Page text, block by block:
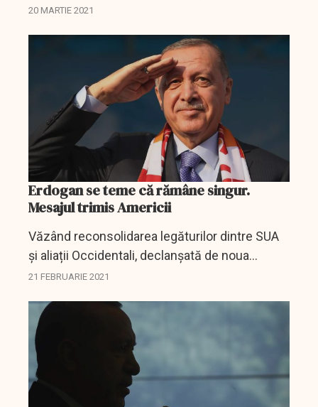
Biden despre Vladimir Putin, despre care a
20 MARTIE 2021
Erdogan se teme că rămâne singur.
Mesajul trimis Americii
Văzând reconsolidarea legăturilor dintre SUA
și aliații Occidentali, declanșată de noua
politică a lui Biden, 'America is Back', Erdogan
''Interesele...
21 FEBRUARIE 2021